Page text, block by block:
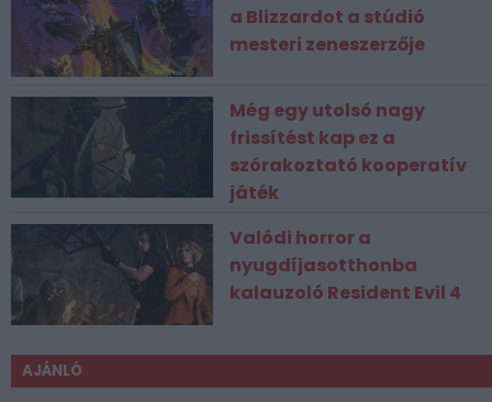
a Blizzardot a stúdió
mesteri zeneszerzője
Még egy utolsó nagy
frissítést kap ez a
szórakoztató kooperatív
játék
Valódi horror a
nyugdíjasotthonba
kalauzoló Resident Evil 4
AJÁNLÓ